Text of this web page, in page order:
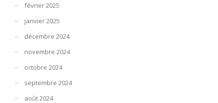
février 2025
janvier 2025
décembre 2024
novembre 2024
octobre 2024
septembre 2024
août 2024